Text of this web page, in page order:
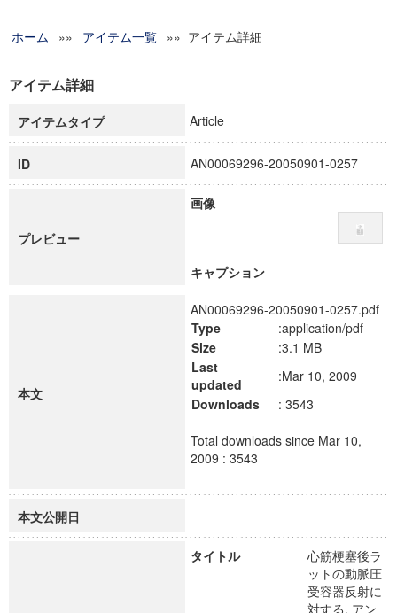
グローバルリサーチインスティテュート
科学研究費補助金研究成果報告書
慶應義塾大学グローバルCOEプログラム市民社会ガバナンス
慶應義塾大学グローバルCOEプログラム論理と感性の先端的
博士課程教育リーディングプログラム「超成熟社会発展のサ
学術雑誌掲載論文等(8)
ホーム »» アイテム一覧 »» アイテム詳細
アイテム詳細
アイテムタイプ Article
ID AN00069296-20050901-0257
プレビュー
画像
キャプション
本文
AN00069296-20050901-0257.pdf
Type
:application/pdf
Size
:3.1 MB
Last
updated
:Mar 10, 2009
Downloads
: 3543
Total downloads since Mar 10,
2009 : 3543
本文公開日
タイトル
心筋梗塞後ラ
ットの動脈圧
受容器反射に
対する, アン